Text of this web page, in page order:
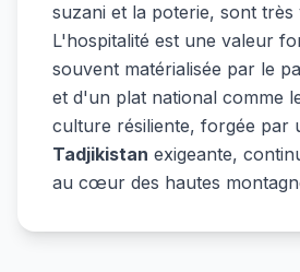
suzani et la poterie, sont très
L'hospitalité est une valeur
souvent matérialisée par le
et d'un plat national comme
culture résiliente, forgée par
Tadjikistan exigeante,
au cœur des hautes